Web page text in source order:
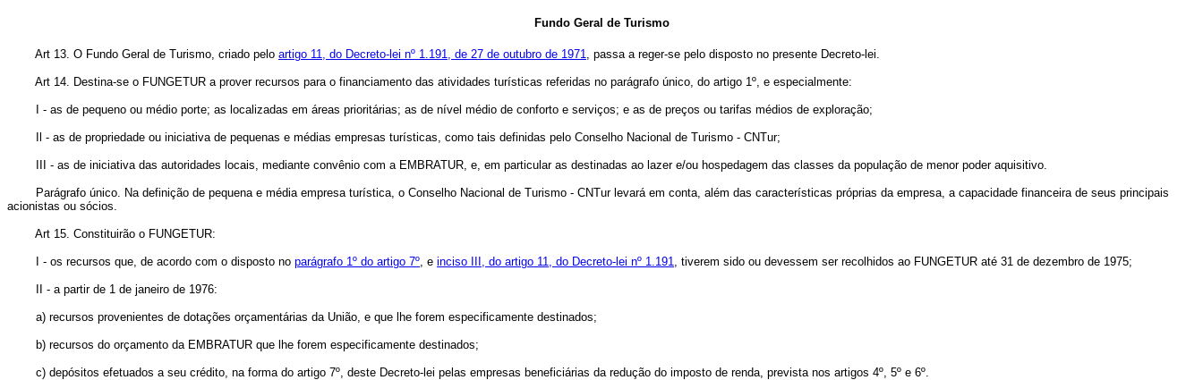
Fundo Geral de Turismo
Art 13. O Fundo Geral de Turismo, criado pelo artigo 11, do Decreto-lei nº 1.191, de 27 de outubro de 1971 , passa a reger-se pelo disposto no presente Decreto-lei.
Art 14. Destina-se o FUNGETUR a prover recursos para o financiamento das atividades turísticas referidas no parágrafo único, do artigo 1º, e especialmente:
I - as de pequeno ou médio porte; as localizadas em áreas prioritárias; as de nível médio de conforto e serviços; e as de preços ou tarifas médios de exploração;
Il - as de propriedade ou iniciativa de pequenas e médias empresas turísticas, como tais definidas pelo Conselho Nacional de Turismo - CNTur;
III - as de iniciativa das autoridades locais, mediante convênio com a EMBRATUR, e, em particular as destinadas ao lazer e/ou hospedagem das classes da população de menor poder aquisitivo.
Parágrafo único. Na definição de pequena e média empresa turística, o Conselho Nacional de Turismo - CNTur levará em conta, além das características próprias da empresa, a capacidade financeira de seus principais
acionistas ou sócios.
Art 15. Constituirão o FUNGETUR:
I - os recursos que, de acordo com o disposto no parágrafo 1º do artigo 7º , e inciso III, do artigo 11, do Decreto-lei nº 1.191 , tiverem sido ou devessem ser recolhidos ao FUNGETUR até 31 de dezembro de 1975;
II - a partir de 1 de janeiro de 1976:
a) recursos provenientes de dotações orçamentárias da União, e que lhe forem especificamente destinados;
b) recursos do orçamento da EMBRATUR que lhe forem especificamente destinados;
c) depósitos efetuados a seu crédito, na forma do artigo 7º, deste Decreto-lei pelas empresas beneficiárias da redução do imposto de renda, prevista nos artigos 4º, 5º e 6º.